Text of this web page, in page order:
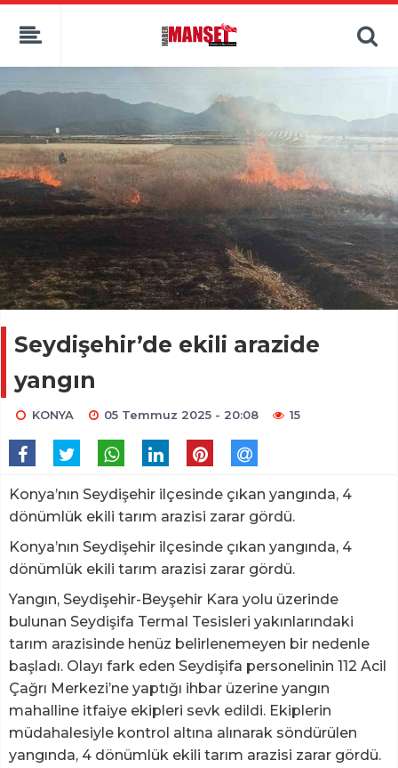
Seydişehir’de ekili arazide
yangın
KONYA 05 Temmuz 2025 - 20:08 15
Konya’nın Seydişehir ilçesinde çıkan yangında, 4
dönümlük ekili tarım arazisi zarar gördü.
Konya’nın Seydişehir ilçesinde çıkan yangında, 4
dönümlük ekili tarım arazisi zarar gördü.
Yangın, Seydişehir-Beyşehir Kara yolu üzerinde
bulunan Seydişifa Termal Tesisleri yakınlarındaki
tarım arazisinde henüz belirlenemeyen bir nedenle
başladı. Olayı fark eden Seydişifa personelinin 112 Acil
Çağrı Merkezi’ne yaptığı ihbar üzerine yangın
mahalline itfaiye ekipleri sevk edildi. Ekiplerin
müdahalesiyle kontrol altına alınarak söndürülen
yangında, 4 dönümlük ekili tarım arazisi zarar gördü.